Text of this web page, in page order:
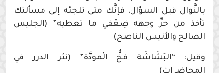
بالنَّوال قبل السؤال، فإنَّك متى تلجئه إلى مسألتك
تأخذ من حرِّ وجهه ضِعْفي ما تعطيه” (الجليس
الصالح والأنيس الناصح)
وقيل: “البَشَاشَة فخُّ الْمودَّة” (نثر الدرر في
المحاضرات)